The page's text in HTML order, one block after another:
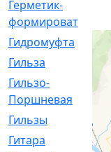
Герметик-
формирователь
Гидромуфта
Гильза
Гильзо-
Поршневая
Гильзы
Гитара